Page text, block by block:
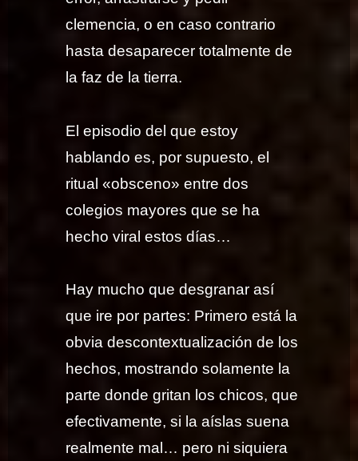
clemencia, o en caso contrario
hasta desaparecer totalmente de
la faz de la tierra.
El episodio del que estoy
hablando es, por supuesto, el
ritual «obsceno» entre dos
colegios mayores que se ha
hecho viral estos días…
Hay mucho que desgranar así
que ire por partes: Primero está la
obvia descontextualización de los
hechos, mostrando solamente la
parte donde gritan los chicos, que
efectivamente, si la aíslas suena
realmente mal… pero ni siquiera